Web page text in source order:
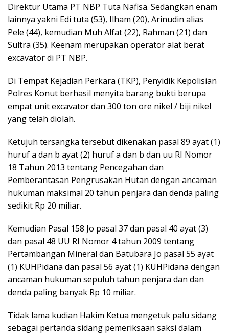
Direktur Utama PT NBP Tuta Nafisa. Sedangkan enam
lainnya yakni Edi tuta (53), Ilham (20), Arinudin alias
Pele (44), kemudian Muh Alfat (22), Rahman (21) dan
Sultra (35). Keenam merupakan operator alat berat
excavator di PT NBP.
Di Tempat Kejadian Perkara (TKP), Penyidik Kepolisian
Polres Konut berhasil menyita barang bukti berupa
empat unit excavator dan 300 ton ore nikel / biji nikel
yang telah diolah.
Ketujuh tersangka tersebut dikenakan pasal 89 ayat (1)
huruf a dan b ayat (2) huruf a dan b dan uu RI Nomor
18 Tahun 2013 tentang Pencegahan dan
Pemberantasan Pengrusakan Hutan dengan ancaman
hukuman maksimal 20 tahun penjara dan denda paling
sedikit Rp 20 miliar.
Kemudian Pasal 158 Jo pasal 37 dan pasal 40 ayat (3)
dan pasal 48 UU RI Nomor 4 tahun 2009 tentang
Pertambangan Mineral dan Batubara Jo pasal 55 ayat
(1) KUHPidana dan pasal 56 ayat (1) KUHPidana dengan
ancaman hukuman sepuluh tahun penjara dan dan
denda paling banyak Rp 10 miliar.
Tidak lama kudian Hakim Ketua mengetuk palu sidang
sebagai pertanda sidang pemeriksaan saksi dalam